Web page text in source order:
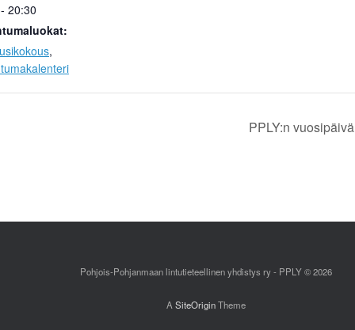
20:30
,
PPLY:n vuosipäivä
Pohjois-Pohjanmaan lintutieteellinen yhdistys ry - PPLY © 2026
ASiteOriginTheme